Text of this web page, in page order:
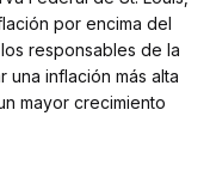
por encima del
responsables de la
inflación más alta
mayor crecimiento